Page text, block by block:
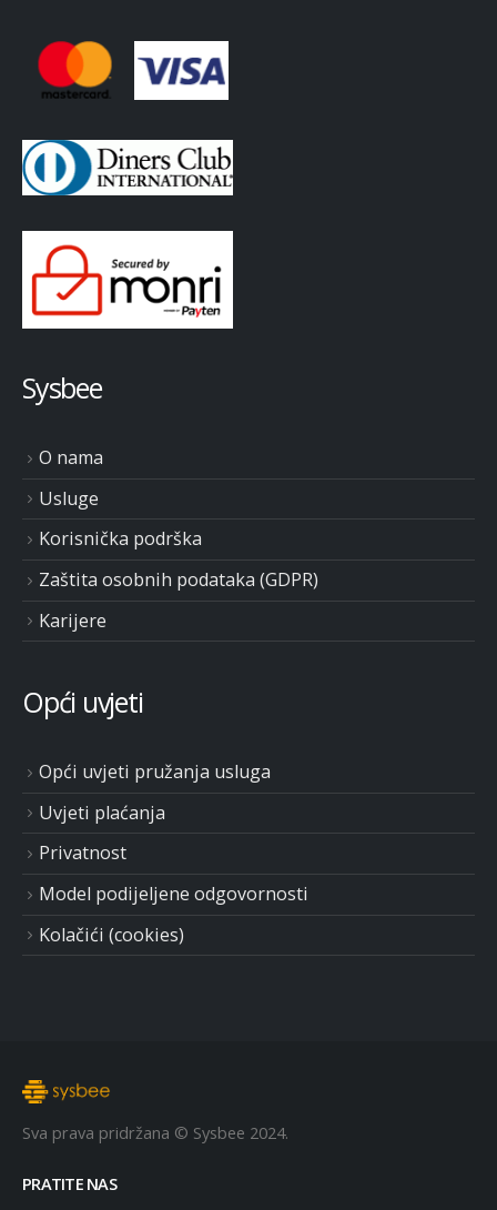
Sysbee
O nama
Usluge
Korisnička podrška
Zaštita osobnih podataka (GDPR)
Karijere
Opći uvjeti
Opći uvjeti pružanja usluga
Uvjeti plaćanja
Privatnost
Model podijeljene odgovornosti
Kolačići (cookies)
Sva prava pridržana © Sysbee 2024.
PRATITE NAS